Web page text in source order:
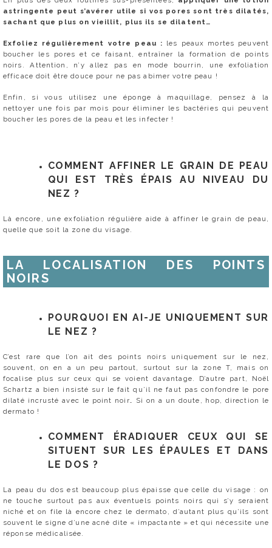
astringente peut s’avérer utile si vos pores sont très dilatés,
sachant que plus on vieillit, plus ils se dilatent…
Exfoliez régulièrement votre peau : les peaux mortes peuvent
boucher les pores et ce faisant, entraîner la formation de points
noirs. Attention, n’y allez pas en mode bourrin, une exfoliation
efficace doit être douce pour ne pas abimer votre peau !
Enfin, si vous utilisez une éponge à maquillage, pensez à la
nettoyer une fois par mois pour éliminer les bactéries qui peuvent
boucher les pores de la peau et les infecter !
COMMENT AFFINER LE GRAIN DE PEAU
QUI EST TRÈS ÉPAIS AU NIVEAU DU
NEZ ?
Là encore, une exfoliation régulière aide à affiner le grain de peau,
quelle que soit la zone du visage.
LA LOCALISATION DES POINTS
NOIRS
POURQUOI EN AI-JE UNIQUEMENT SUR
LE NEZ ?
C’est rare que l’on ait des points noirs uniquement sur le nez,
souvent, on en a un peu partout, surtout sur la zone T, mais on
focalise plus sur ceux qui se voient davantage. D’autre part, Noël
Schartz a bien insisté sur le fait qu’il ne faut pas confondre le pore
dilaté incrusté avec le point noir… Si on a un doute, hop, direction le
dermato !
COMMENT ÉRADIQUER CEUX QUI SE
SITUENT SUR LES ÉPAULES ET DANS
LE DOS ?
La peau du dos est beaucoup plus épaisse que celle du visage : on
ne touche surtout pas aux éventuels points noirs qui s’y seraient
niché et on file là encore chez le dermato, d’autant plus qu’ils sont
souvent le signe d’une acné dite « impactante » et qui nécessite une
réponse médicalisée.